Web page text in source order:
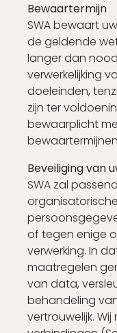
Bewaartermijn
SWA bewaart
de geldende
langer dan
verwerkelijking
doeleinden,
zijn ter
bewaarplicht
Beveiliging van
SWA zal
of tegen enige
verwerking. In
maatregelen
van data,
behandeling
vertrouwelijk.